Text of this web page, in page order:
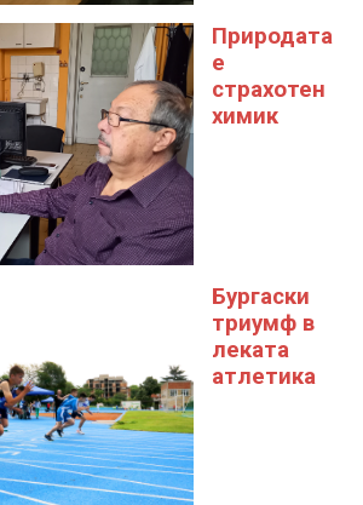
Природата
е
страхотен
химик
Бургаски
триумф в
леката
атлетика